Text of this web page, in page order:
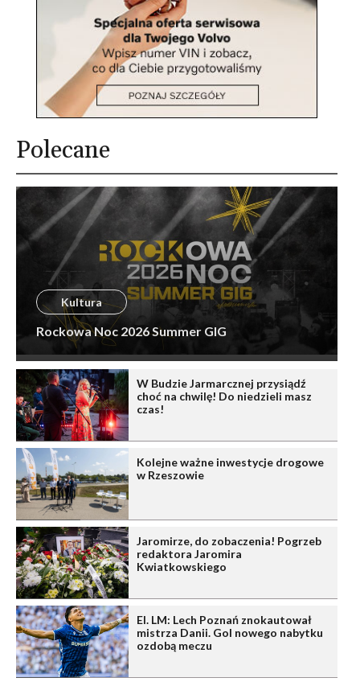
Polecane
Kultura
Rockowa Noc 2026 Summer GIG
W Budzie Jarmarcznej przysiądź
choć na chwilę! Do niedzieli masz
czas!
Kolejne ważne inwestycje drogowe
w Rzeszowie
Jaromirze, do zobaczenia! Pogrzeb
redaktora Jaromira
Kwiatkowskiego
El. LM: Lech Poznań znokautował
mistrza Danii. Gol nowego nabytku
ozdobą meczu